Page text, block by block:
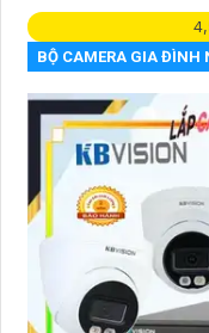
BỘ CAMERA GIA ĐÌNH